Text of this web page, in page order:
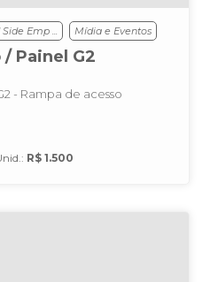
Emp ... Mídia e Eventos
Painel G2
- Rampa de acesso
R$ 1.500